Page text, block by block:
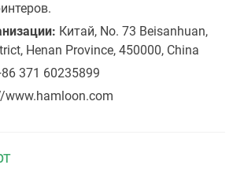
Китай, No. 73 Beisanhuan,
Henan Province, 450000, China
371 60235899
www.hamloon.com